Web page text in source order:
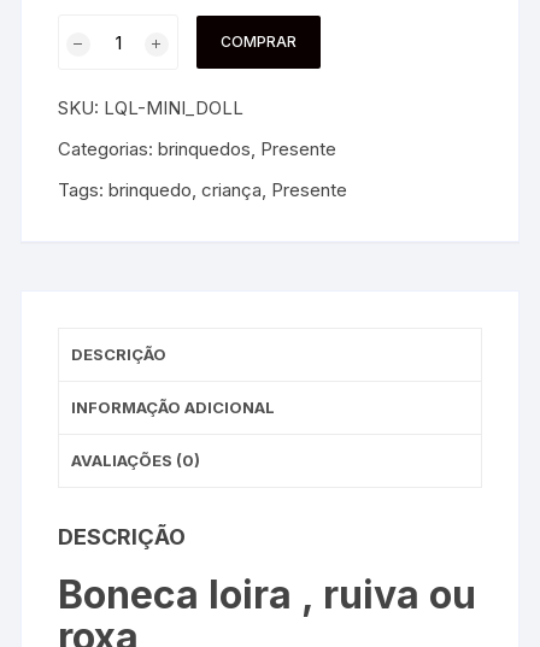
COMPRAR
SKU: LQL-MINI_DOLL
Categorias:brinquedos, Presente
Tags:brinquedo,criança, Presente
DESCRIÇÃO
INFORMAÇÃO ADICIONAL
AVALIAÇÕES (0)
DESCRIÇÃO
Boneca loira , ruiva ou
roxa